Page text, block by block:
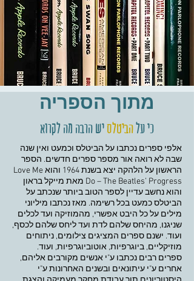
מתוך הספריה
כי עלהביטלסיש הרבה מה לקרוא
אלפי ספרים נכתבו על הביטלס וכמעט ואין שנה
שבה לא רואה אור מספר ספרים חדשים. הספר
הראשון על הלהקה יצא בשנת 1964 והוא Love Me
Do – The Beatles’ Progress מאת מייקל בראון
והוא נחשב עדיין לספר הטוב ביותר שנכתב על
הביטלס כמעט בכל רשימה. מאז נכתבו מיליוני
מילים על כל היבט אפשרי, מהמוזיקה ועד לכלים
שניגנו, מהיחס שלהם לדת ועד ליחס שלהם לכסף,
ועוד. ישנם ספרים המציגים צילומים, ניתוחים
מוזיקליים, ביוגרפיות, אוטוביוגרפיות, ועוד.
ספרים רבים נכתבו ע"י אנשים מקורבים אליהם,
אחרים ע"י עיתונאים ובשנים האחרונות ע"י